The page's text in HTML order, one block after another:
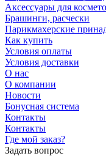
Аксессуары для
Брашинги, расчески
Парикмахерские
Как купить
Условия оплаты
Условия доставки
О нас
О компании
Новости
Бонусная система
Контакты
Контакты
Где мой заказ?
Задать вопрос